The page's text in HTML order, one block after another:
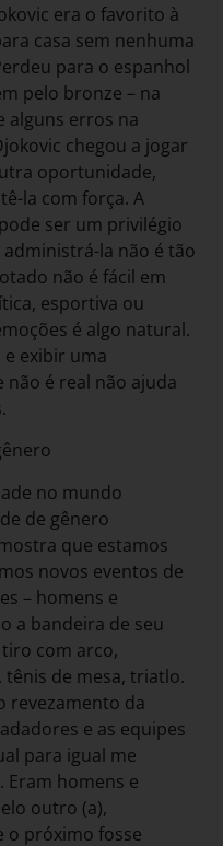
era o favorito à
casa sem nenhuma
para o espanhol
pelo bronze – na
alguns erros na
chegou a jogar
oportunidade,
la com força. A
ser um privilégio
la não é tão
não é fácil em
esportiva ou
é algo natural.
e exibir uma
é real não ajuda
no mundo
de gênero
que estamos
novos eventos de
– homens e
a bandeira de seu
com arco,
de mesa, triatlo.
revezamento da
e as equipes
para igual me
Eram homens e
outro (a),
o próximo fosse